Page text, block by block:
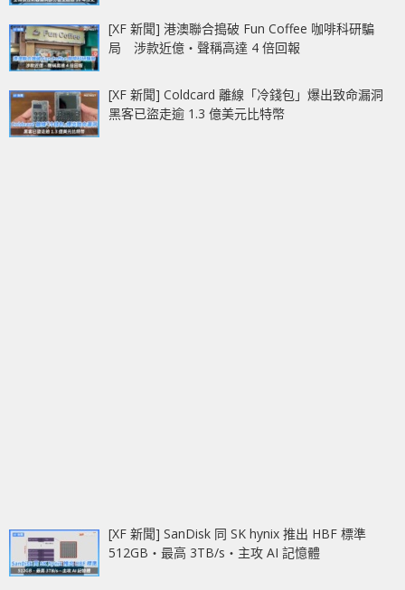
[XF 新聞] 港澳聯合搗破 Fun Coffee 咖啡科研騙
局 涉款近億‧聲稱高達 4 倍回報
[XF 新聞] Coldcard 離線「冷錢包」爆出致命漏洞
黑客已盜走逾 1.3 億美元比特幣
[XF 新聞] SanDisk 同 SK hynix 推出 HBF 標準
512GB‧最高 3TB/s‧主攻 AI 記憶體